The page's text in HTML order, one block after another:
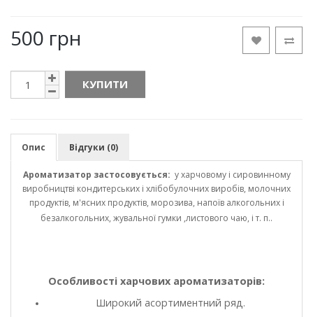
500 грн
КУПИТИ
Опис Відгуки (0)
Ароматизатор застосовується: у харчовому і сировинному
виробництві кондитерських і хлібобулочних виробів, молочних
продуктів, м'ясних продуктів, морозива, напоїв алкогольних і
безалкогольних, жувальної гумки ,листового чаю, і т. п..
Особливості харчових ароматизаторів:
Широкий асортиментний ряд.